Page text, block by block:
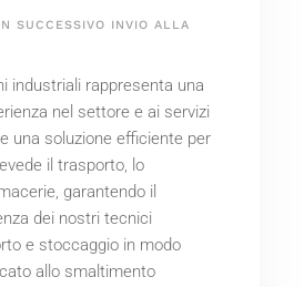
SUCCESSIVO INVIO ALLA
industriali rappresenta una
nel settore e ai servizi
una soluzione efficiente per
il trasporto, lo
garantendo il
dei nostri tecnici
e stoccaggio in modo
allo smaltimento